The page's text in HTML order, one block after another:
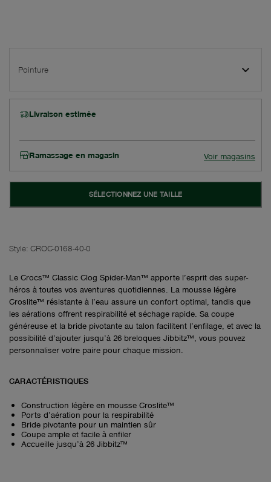
Pointure
Livraison estimée
Ramassage en magasin Voir magasins
SÉLECTIONNEZ UNE TAILLE
Style: CROC-0168-40-0
Le Crocs™ Classic Clog Spider-Man™ apporte l’esprit des super-
héros à toutes vos aventures quotidiennes. La mousse légère
Croslite™ résistante à l’eau assure un confort optimal, tandis que
les aérations offrent respirabilité et séchage rapide. Sa coupe
généreuse et la bride pivotante au talon facilitent l’enfilage, et avec la
possibilité d’ajouter jusqu’à 26 breloques Jibbitz™, vous pouvez
personnaliser votre paire pour chaque mission.
CARACTÉRISTIQUES
Construction légère en mousse Croslite™
Ports d’aération pour la respirabilité
Bride pivotante pour un maintien sûr
Coupe ample et facile à enfiler
Accueille jusqu’à 26 Jibbitz™